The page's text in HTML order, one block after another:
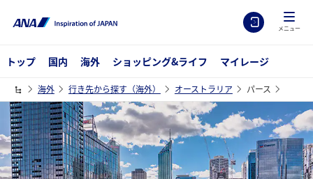
メニュー
トップ 国内 海外 ショッピング&ライフ マイレージ
海外 行き先から探す（海外） オーストラリア パース